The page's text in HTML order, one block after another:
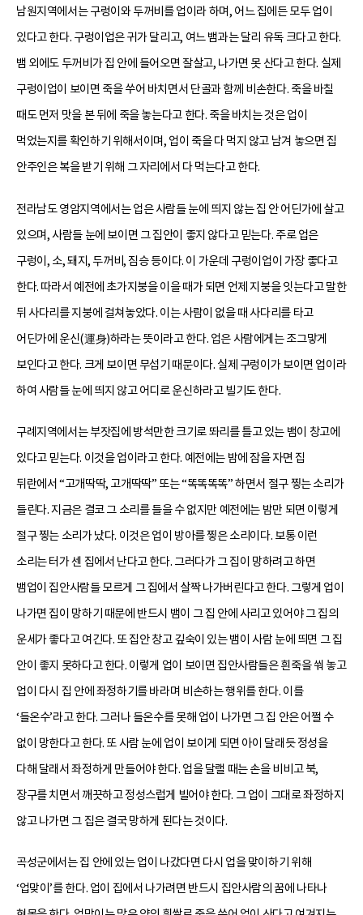
남원지역에서는 구렁이와 두꺼비를 업이라 하며, 어느 집에든 모두 업이
있다고 한다. 구렁이업은 귀가 달리고, 여느 뱀과는 달리 유독 크다고 한다.
뱀 외에도 두꺼비가 집 안에 들어오면 잘살고, 나가면 못 산다고 한다. 실제
구렁이업이 보이면 죽을 쑤어 바치면서 단골과 함께 비손한다. 죽을 바칠
때도 먼저 맛을 본 뒤에 죽을 놓는다고 한다. 죽을 바치는 것은 업이
먹었는지를 확인하기 위해서이며, 업이 죽을 다 먹지 않고 남겨 놓으면 집
안주인은 복을 받기 위해 그 자리에서 다 먹는다고 한다.
전라남도 영암지역에서는 업은 사람들 눈에 띄지 않는 집 안 어딘가에 살고
있으며, 사람들 눈에 보이면 그 집안이 좋지 않다고 믿는다. 주로 업은
구렁이, 소, 돼지, 두꺼비, 짐승 등이다. 이 가운데 구렁이업이 가장 좋다고
한다. 따라서 예전에 초가지붕을 이을 때가 되면 언제 지붕을 잇는다고 말한
뒤 사다리를 지붕에 걸쳐놓았다. 이는 사람이 없을 때 사다리를 타고
어딘가에 운신(運身)하라는 뜻이라고 한다. 업은 사람에게는 조그맣게
보인다고 한다. 크게 보이면 무섭기 때문이다. 실제 구렁이가 보이면 업이라
하여 사람들 눈에 띄지 않고 어디로 운신하라고 빌기도 한다.
구례지역에서는 부잣집에 방석만한 크기로 똬리를 틀고 있는 뱀이 창고에
있다고 믿는다. 이것을 업이라고 한다. 예전에는 밤에 잠을 자면 집
뒤란에서 “고개딱딱, 고개딱딱” 또는 “똑똑똑똑” 하면서 절구 찧는 소리가
들린다. 지금은 결코 그 소리를 들을 수 없지만 예전에는 밤만 되면 이렇게
절구 찧는 소리가 났다. 이것은 업이 방아를 찧은 소리이다. 보통 이런
소리는 터가 센 집에서 난다고 한다. 그러다가 그 집이 망하려고 하면
뱀업이 집안사람들 모르게 그 집에서 살짝 나가버린다고 한다. 그렇게 업이
나가면 집이 망하기 때문에 반드시 뱀이 그 집 안에 사리고 있어야 그 집의
운세가 좋다고 여긴다. 또 집안 창고 깊숙이 있는 뱀이 사람 눈에 띄면 그 집
안이 좋지 못하다고 한다. 이렇게 업이 보이면 집안사람들은 흰죽을 쒀 놓고
업이 다시 집 안에 좌정하기를 바라며 비손하는 행위를 한다. 이를
‘들온수’라고 한다. 그러나 들온수를 못해 업이 나가면 그 집 안은 어쩔 수
없이 망한다고 한다. 또 사람 눈에 업이 보이게 되면 아이 달래듯 정성을
다해 달래서 좌정하게 만들어야 한다. 업을 달랠 때는 손을 비비고 북,
장구를 치면서 깨끗하고 정성스럽게 빌어야 한다. 그 업이 그대로 좌정하지
않고 나가면 그 집은 결국 망하게 된다는 것이다.
곡성군에서는 집 안에 있는 업이 나갔다면 다시 업을 맞이하기 위해
‘업맞이’를 한다. 업이 집에서 나가려면 반드시 집안사람의 꿈에 나타나